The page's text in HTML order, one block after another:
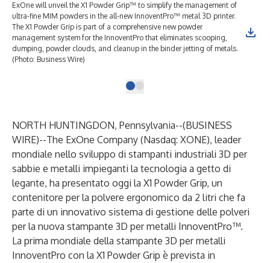
ExOne will unveil the X1 Powder Grip™ to simplify the management of
ultra-fine MIM powders in the all-new InnoventPro™ metal 3D printer.
The X1 Powder Grip is part of a comprehensive new powder
management system for the InnoventPro that eliminates scooping,
dumping, powder clouds, and cleanup in the binder jetting of metals.
(Photo: Business Wire)
NORTH HUNTINGDON, Pennsylvania--(BUSINESS
WIRE)--The ExOne Company (Nasdaq: XONE), leader
mondiale nello sviluppo di stampanti industriali 3D per
sabbie e metalli impieganti la tecnologia a getto di
legante, ha presentato oggi la X1 Powder Grip, un
contenitore per la polvere ergonomico da 2 litri che fa
parte di un innovativo sistema di gestione delle polveri
per la nuova stampante 3D per metalli InnoventPro™.
La prima mondiale della stampante 3D per metalli
InnoventPro con la X1 Powder Grip è prevista in